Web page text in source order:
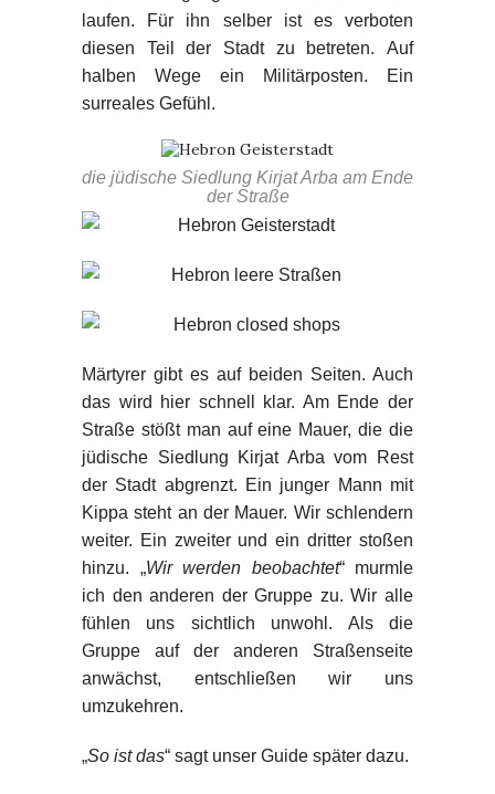
laufen. Für ihn selber ist es verboten
diesen Teil der Stadt zu betreten. Auf
halben Wege ein Militärposten. Ein
surreales Gefühl.
die jüdische Siedlung Kirjat Arba am Ende
der Straße
Märtyrer gibt es auf beiden Seiten. Auch
das wird hier schnell klar. Am Ende der
Straße stößt man auf eine Mauer, die die
jüdische Siedlung Kirjat Arba vom Rest
der Stadt abgrenzt. Ein junger Mann mit
Kippa steht an der Mauer. Wir schlendern
weiter. Ein zweiter und ein dritter stoßen
hinzu. „Wir werden beobachtet“ murmle
ich den anderen der Gruppe zu. Wir alle
fühlen uns sichtlich unwohl. Als die
Gruppe auf der anderen Straßenseite
anwächst, entschließen wir uns
umzukehren.
„So ist das“ sagt unser Guide später dazu.